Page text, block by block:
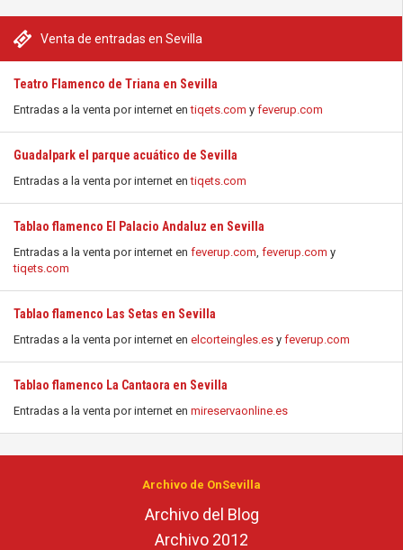
Venta de entradas en Sevilla
Teatro Flamenco de Triana en Sevilla
Entradas a la venta por internet entiqets.com y feverup.com
Guadalpark el parque acuático de Sevilla
Entradas a la venta por internet entiqets.com
Tablao flamenco El Palacio Andaluz en Sevilla
Entradas a la venta por internet en feverup.com, feverup.com y
tiqets.com
Tablao flamenco Las Setas en Sevilla
Entradas a la venta por internet en elcorteingles.es y feverup.com
Tablao flamenco La Cantaora en Sevilla
Entradas a la venta por internet en mireservaonline.es
Archivo de OnSevilla
Archivo del Blog
Archivo 2012